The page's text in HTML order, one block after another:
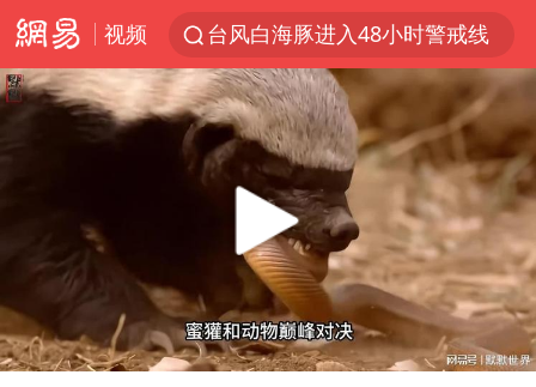
视频
台风白海豚进入48小时警戒线
佛得角门将亮相智利俱乐部主场
宇树科技发行价格150.80元/股
看守所辅警收受10万获刑1年
宇树科技王兴兴身家有望超200亿元
五粮液渠道价一箱上涨近百元
CIA被曝已秘密设立古巴工作组
U17国足1分钟轰2球
Play
00:00 02:35